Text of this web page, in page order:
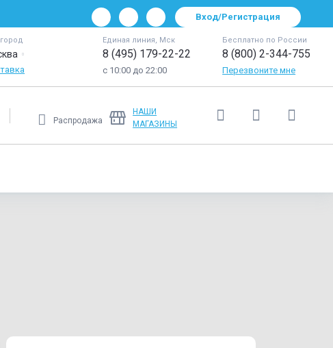
Вход/Регистрация
Единая линия, Мск
8 (495) 179-22-22
с 10:00 до 22:00
Бесплатно по России
8 (800) 2-344-755
Перезвоните мне
Распродажа
НАШИ
МАГАЗИНЫ